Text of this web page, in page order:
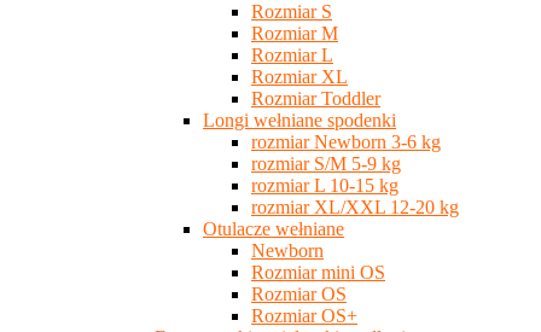
Rozmiar S
Rozmiar M
Rozmiar L
Rozmiar XL
Rozmiar Toddler
Longi wełniane spodenki
rozmiar Newborn 3-6 kg
rozmiar S/M 5-9 kg
rozmiar L 10-15 kg
rozmiar XL/XXL 12-20 kg
Otulacze wełniane
Newborn
Rozmiar mini OS
Rozmiar OS
Rozmiar OS+